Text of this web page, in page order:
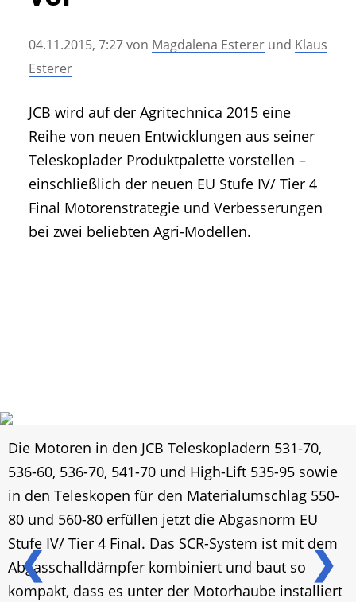
• Messen und Veranstaltungen
• Mitteilung der Redaktion
• Artikel nach Hersteller/Marke
04.11.2015, 7:27von Magdalena Esterer und Klaus
Esterer
JCB wird auf der Agritechnica 2015 eine
Reihe von neuen Entwicklungen aus seiner
Teleskoplader Produktpalette vorstellen –
einschließlich der neuen EU Stufe IV/ Tier 4
Final Motorenstrategie und Verbesserungen
bei zwei beliebten Agri-Modellen.
❮ ❯
Die Motoren in den JCB Teleskopladern 531-70,
536-60, 536-70, 541-70 und High-Lift 535-95 sowie
in den Teleskopen für den Materialumschlag 550-
80 und 560-80 erfüllen jetzt die Abgasnorm EU
Stufe IV/ Tier 4 Final. Das SCR-System ist mit dem
Abgasschalldämpfer kombiniert und baut so
kompakt, dass es unter der Motorhaube installiert